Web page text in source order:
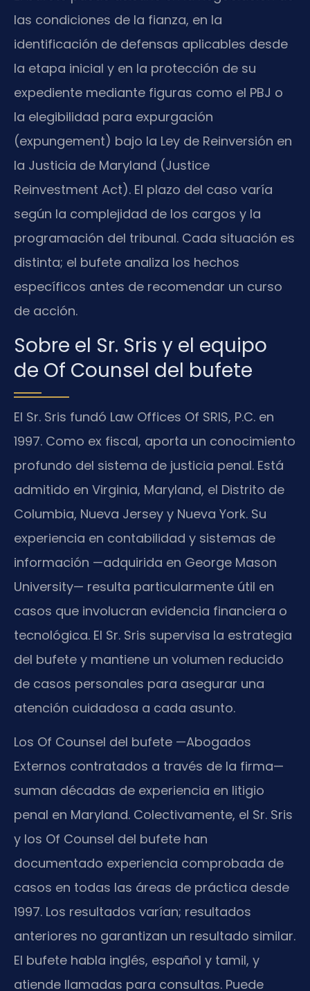
las condiciones de la fianza, en la
identificación de defensas aplicables desde
la etapa inicial y en la protección de su
expediente mediante figuras como el PBJ o
la elegibilidad para expurgación
(expungement) bajo la Ley de Reinversión en
la Justicia de Maryland (Justice
Reinvestment Act). El plazo del caso varía
según la complejidad de los cargos y la
programación del tribunal. Cada situación es
distinta; el bufete analiza los hechos
específicos antes de recomendar un curso
de acción.
Sobre el Sr. Sris y el equipo
de Of Counsel del bufete
El Sr. Sris fundó Law Offices Of SRIS, P.C. en
1997. Como ex fiscal, aporta un conocimiento
profundo del sistema de justicia penal. Está
admitido en Virginia, Maryland, el Distrito de
Columbia, Nueva Jersey y Nueva York. Su
experiencia en contabilidad y sistemas de
información —adquirida en George Mason
University— resulta particularmente útil en
casos que involucran evidencia financiera o
tecnológica. El Sr. Sris supervisa la estrategia
del bufete y mantiene un volumen reducido
de casos personales para asegurar una
atención cuidadosa a cada asunto.
Los Of Counsel del bufete —Abogados
Externos contratados a través de la firma—
suman décadas de experiencia en litigio
penal en Maryland. Colectivamente, el Sr. Sris
y los Of Counsel del bufete han
documentado experiencia comprobada de
casos en todas las áreas de práctica desde
1997. Los resultados varían; resultados
anteriores no garantizan un resultado similar.
El bufete habla inglés, español y tamil, y
atiende llamadas para consultas. Puede